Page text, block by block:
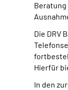
Die DRV
Hierfür
In den